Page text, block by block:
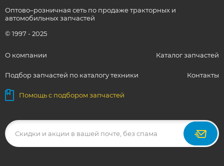
Оптово–розничная сеть по продаже тракторных и
автомобильных запчастей
© 1997 - 2025
О компании Каталог запчастей
Подбор запчастей по каталогу техники Контакты
Помощь с подбором запчастей